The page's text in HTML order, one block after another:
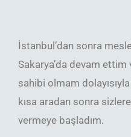
İstanbul’dan sonra
Sakarya’da devam ettim
sahibi olmam
kısa aradan sonra
vermeye başladım.